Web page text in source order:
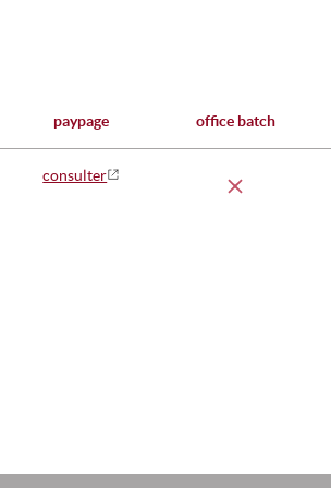
paypage office batch
consulter